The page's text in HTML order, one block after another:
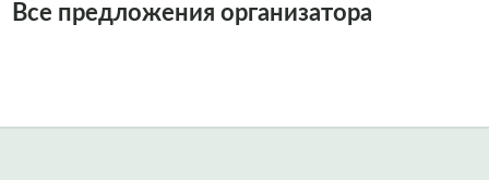
Все предложения организатора